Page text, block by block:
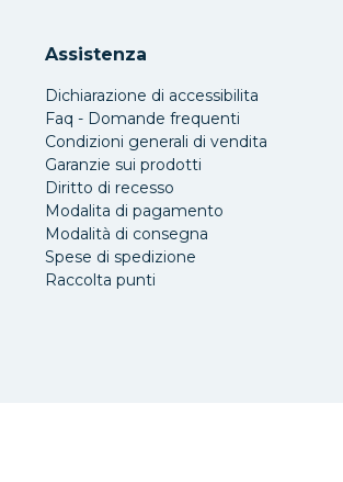
Assistenza
Dichiarazione di accessibilita
Faq - Domande frequenti
Condizioni generali di vendita
Garanzie sui prodotti
Diritto di recesso
Modalita di pagamento
Modalità di consegna
Spese di spedizione
Raccolta punti